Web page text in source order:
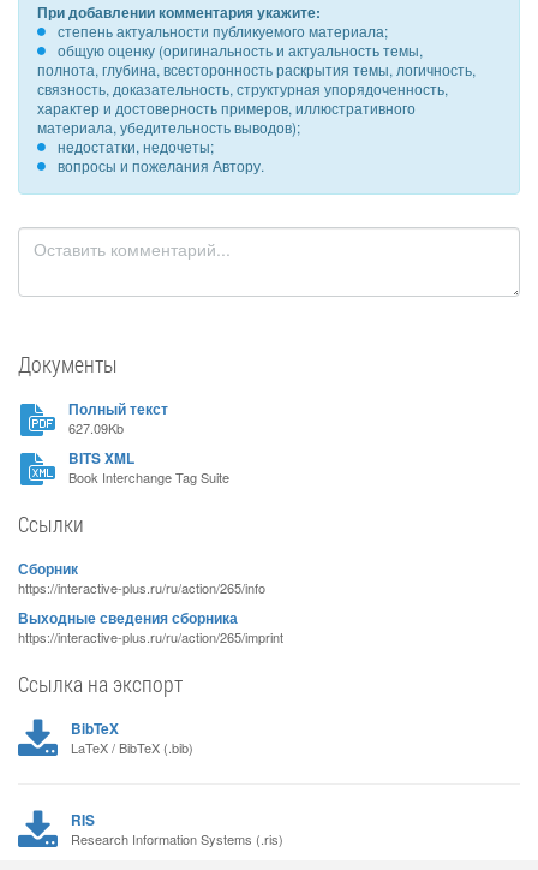
При добавлении комментария укажите:
степень актуальности публикуемого материала;
общую оценку (оригинальность и актуальность темы,
полнота, глубина, всесторонность раскрытия темы, логичность,
связность, доказательность, структурная упорядоченность,
характер и достоверность примеров, иллюстративного
материала, убедительность выводов);
недостатки, недочеты;
вопросы и пожелания Автору.
Документы
Полный текст
627.09Kb
BITS XML
Book Interchange Tag Suite
Ссылки
Сборник
https://interactive-plus.ru/ru/action/265/info
Выходные сведения сборника
https://interactive-plus.ru/ru/action/265/imprint
Ссылка на экспорт
BibTeX
LaTeX / BibTeX (.bib)
RIS
Research Information Systems (.ris)